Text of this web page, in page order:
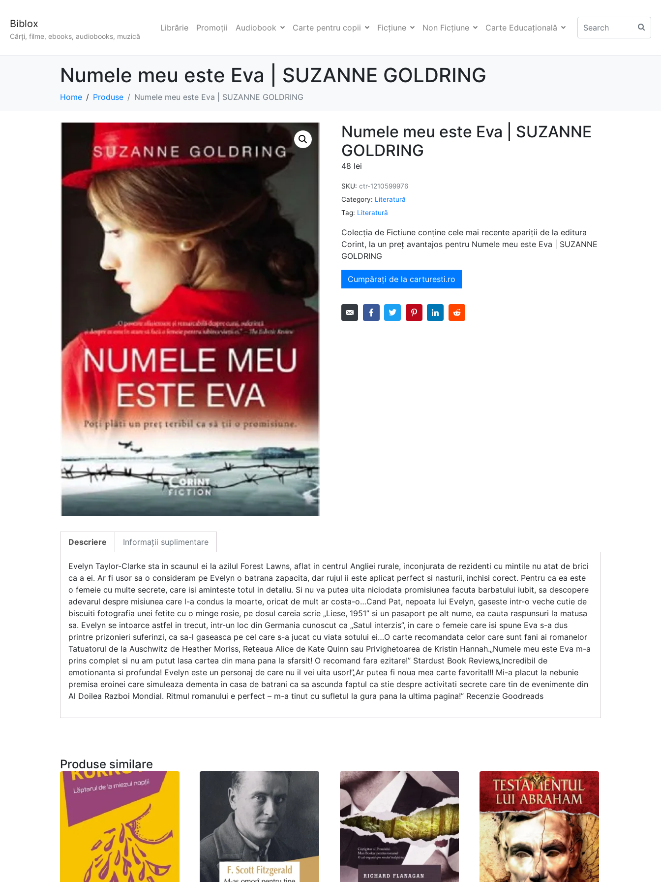
Biblox
Cărți, filme, ebooks, audiobooks, muzică
Librărie Promoții Audiobook Carte pentru copii Ficţiune Non Ficţiune Carte Educaţională
Numele meu este Eva | SUZANNE GOLDRING
Home Produse Numele meu este Eva | SUZANNE GOLDRING
Numele meu este Eva | SUZANNE
GOLDRING
48 lei
SKU: ctr-1210599976
Category: Literatură
Tag: Literatură
Colecția de Fictiune conține cele mai recente apariții de la editura
Corint, la un preț avantajos pentru Numele meu este Eva | SUZANNE
GOLDRING
Cumpărați de la carturesti.ro
Descriere Informații suplimentare
Evelyn Taylor-Clarke sta in scaunul ei la azilul Forest Lawns, aflat in centrul Angliei rurale, inconjurata de rezidenti cu mintile nu atat de brici
ca a ei. Ar fi usor sa o consideram pe Evelyn o batrana zapacita, dar rujul ii este aplicat perfect si nasturii, inchisi corect. Pentru ca ea este
o femeie cu multe secrete, care isi aminteste totul in detaliu. Si nu va putea uita niciodata promisiunea facuta barbatului iubit, sa descopere
adevarul despre misiunea care l-a condus la moarte, oricat de mult ar costa-o…Cand Pat, nepoata lui Evelyn, gaseste intr-o veche cutie de
biscuiti fotografia unei fetite cu o minge rosie, pe dosul careia scrie „Liese, 1951” si un pasaport pe alt nume, ea cauta raspunsuri la matusa
sa. Evelyn se intoarce astfel in trecut, intr-un loc din Germania cunoscut ca „Satul interzis”, in care o femeie care isi spune Eva s-a dus
printre prizonieri suferinzi, ca sa-l gaseasca pe cel care s-a jucat cu viata sotului ei…O carte recomandata celor care sunt fani ai romanelor
Tatuatorul de la Auschwitz de Heather Moriss, Reteaua Alice de Kate Quinn sau Privighetoarea de Kristin Hannah.„Numele meu este Eva m-a
prins complet si nu am putut lasa cartea din mana pana la sfarsit! O recomand fara ezitare!” Stardust Book Reviews„Incredibil de
emotionanta si profunda! Evelyn este un personaj de care nu il vei uita usor!”„Ar putea fi noua mea carte favorita!!! Mi-a placut la nebunie
premisa eroinei care simuleaza dementa in casa de batrani ca sa ascunda faptul ca stie despre activitati secrete care tin de evenimente din
Al Doilea Razboi Mondial. Ritmul romanului e perfect – m-a tinut cu sufletul la gura pana la ultima pagina!” Recenzie Goodreads
Produse similare